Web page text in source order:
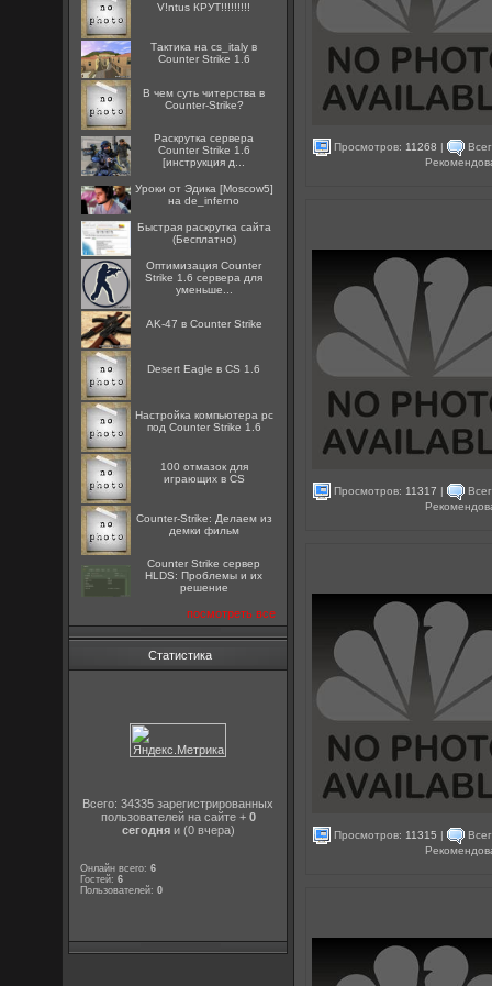
V!ntus КРУТ!!!!!!!!!
Тактика на cs_italy в
Counter Strike 1.6
В чем суть читерства в
Counter-Strike?
Раскрутка сервера
Counter Strike 1.6
[инструкция д...
Уроки от Эдика [Moscow5]
на de_inferno
Быстрая раскрутка сайта
(Бесплатно)
Оптимизация Counter
Strike 1.6 сервера для
уменьше...
AK-47 в Counter Strike
Desert Eagle в CS 1.6
Настройка компьютера pc
под Counter Strike 1.6
100 отмазок для
играющих в CS
Counter-Strike: Делаем из
демки фильм
Counter Strike сервер
HLDS: Проблемы и их
решение
посмотреть все
Статистика
Всего: 34335 зарегистрированных
пользователей на сайте + 0
сегодняи (0 вчера)
Онлайн всего:6
Гостей:6
Пользователей:0
Просмотров: 11268 |
Просмотров: 11317 |
Просмотров: 11315 |